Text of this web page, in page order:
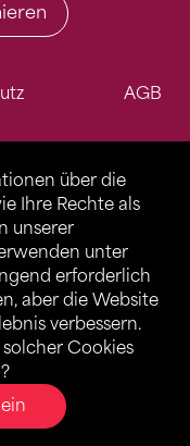
über die
Ihre Rechte als
unserer
unter
erforderlich
aber die Website
verbessern.
Cookies
AGB